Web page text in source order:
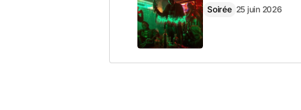
Soirée 25 juin 2026